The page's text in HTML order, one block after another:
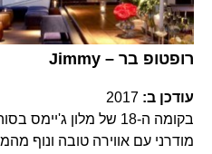
Jimmy – רופטופ בר
עודכן ב: 2017
בקומה ה-18 של מלון
מודרני עם אווירה טובה ונוף